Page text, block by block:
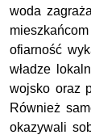
woda
ofiarność
władze
wojsko oraz
Również
okazywali